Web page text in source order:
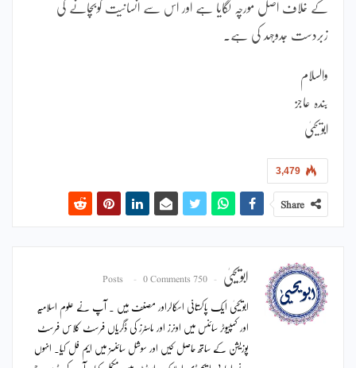
کے خلاف اصل مورچہ لگایا ہے اور اس سے انسانیت کوبچانے کی
زبردست جدوجہد کی ہے۔
والسلام
بندہ عاجز
ابویحییٰ
3,479
Share
ابویحییٰ 750 Posts
0 Comments
ابویحییٰ ایک پاکستانی اسکالراور مصنف ہیں ۔ آپ نے علوم اسلامیہ
اور کمپیوٹر سائنس میں اونرز اور ماسٹرز کی ڈگریاں فرسٹ کلاس فرسٹ
پوزیشن کے ساتھ حاصل کیں اور سوشل سائنسز میں ایم فل کیا۔ انہوں